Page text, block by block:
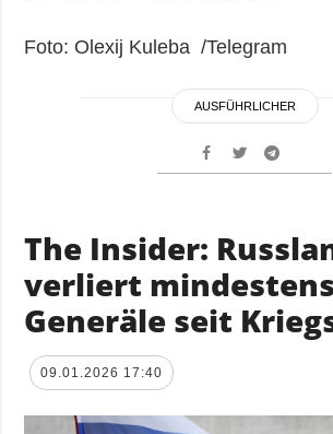
Foto: Olexij Kuleba /Telegram
AUSFÜHRLICHER
The Insider:
verliert
Generäle seit
09.01.2026 17:40